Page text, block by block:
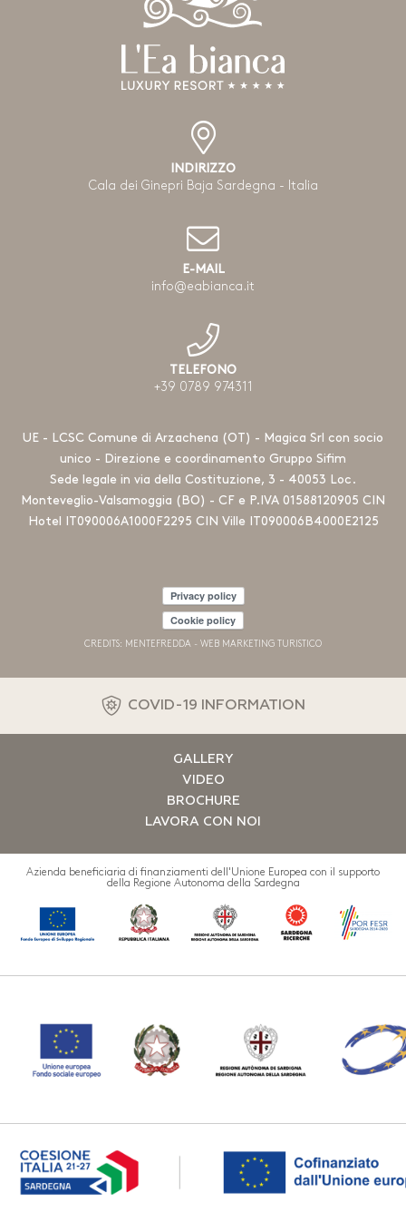
INDIRIZZO
Cala dei Ginepri Baja Sardegna - Italia
E-MAIL
info@eabianca.it
TELEFONO
+39 0789 974311
UE - LCSC Comune di Arzachena (OT) - Magica Srl con socio
unico - Direzione e coordinamento Gruppo Sifim
Sede legale in via della Costituzione, 3 - 40053 Loc.
Monteveglio-Valsamoggia (BO) - CF e P.IVA 01588120905 CIN
Hotel IT090006A1000F2295 CIN Ville IT090006B4000E2125
Privacy policy
Cookie policy
CREDITS: MENTEFREDDA - WEB MARKETING TURISTICO
COVID-19 INFORMATION
GALLERY
VIDEO
BROCHURE
LAVORA CON NOI
Azienda beneficiaria di finanziamenti dell'Unione Europea con il supporto
della Regione Autonoma della Sardegna